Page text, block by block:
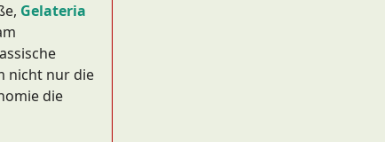
Gelateria
nicht nur die
die